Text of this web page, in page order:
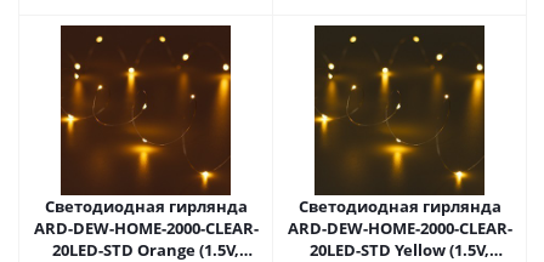
Светодиодная гирлянда
ARD-DEW-HOME-2000-CLEAR-
20LED-STD Orange (1.5V,
Светодиодная гирлянда
ARD-DEW-HOME-2000-CLEAR-
20LED-STD Yellow (1.5V,